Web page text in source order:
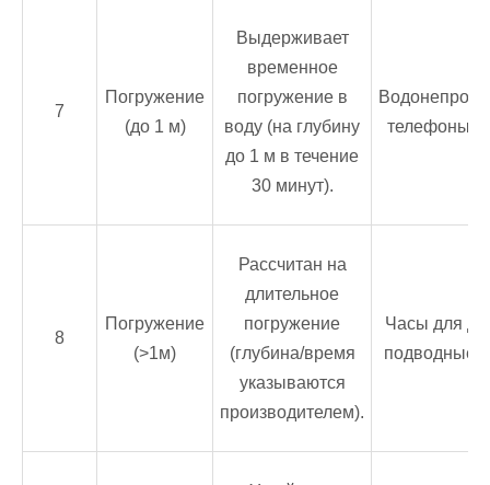
7
Погружение
(до 1 м)
Выдерживает
временное
погружение в
воду (на глубину
до 1 м в течение
30 минут).
телефоны,
8
Погружение
(>1м)
Рассчитан на
длительное
погружение
(глубина/время
указываются
производителем).
Часы для
подводные